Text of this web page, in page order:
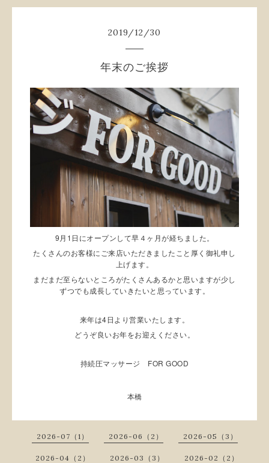
2019/12/30
年末のご挨拶
9月1日にオープンして早４ヶ月が経ちました。
たくさんのお客様にご来店いただきましたこと厚く御礼申し
上げます。
まだまだ至らないところがたくさんあるかと思いますが少し
ずつでも成長していきたいと思っています。
来年は4日より営業いたします。
どうぞ良いお年をお迎えください。
持続圧マッサージ FOR GOOD
本橋
2026-07（1） 2026-06（2） 2026-05（3）
2026-04（2） 2026-03（3） 2026-02（2）